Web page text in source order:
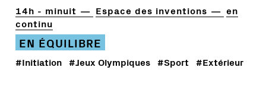
14h - minuit Espace des inventions
en
continu
EN ÉQUILIBRE
#Initiation #Jeux Olympiques #Sport #Extérieur